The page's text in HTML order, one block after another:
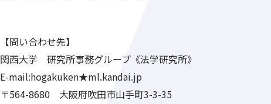
【問い合わせ先】
関西大学 研究所事務グループ《法学研究所》
E-mail:hogakuken★ml.kandai.jp
〒564-8680 大阪府吹田市山手町3-3-35